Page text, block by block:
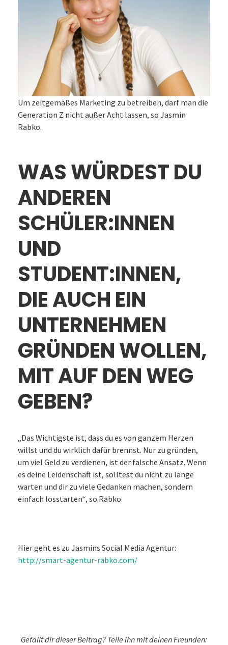
Um zeitgemäßes Marketing zu betreiben, darf man die
Generation Z nicht außer Acht lassen, so Jasmin
Rabko.
WAS WÜRDEST DU
ANDEREN
SCHÜLER:INNEN
UND
STUDENT:INNEN,
DIE AUCH EIN
UNTERNEHMEN
GRÜNDEN WOLLEN,
MIT AUF DEN WEG
GEBEN?
„Das Wichtigste ist, dass du es von ganzem Herzen
willst und du wirklich dafür brennst. Nur zu gründen,
um viel Geld zu verdienen, ist der falsche Ansatz. Wenn
es deine Leidenschaft ist, solltest du nicht zu lange
warten und dir zu viele Gedanken machen, sondern
einfach losstarten“, so Rabko.
Hier geht es zu Jasmins Social Media Agentur:
http://smart-agentur-rabko.com/
Gefällt dir dieser Beitrag? Teile ihn mit deinen Freunden: